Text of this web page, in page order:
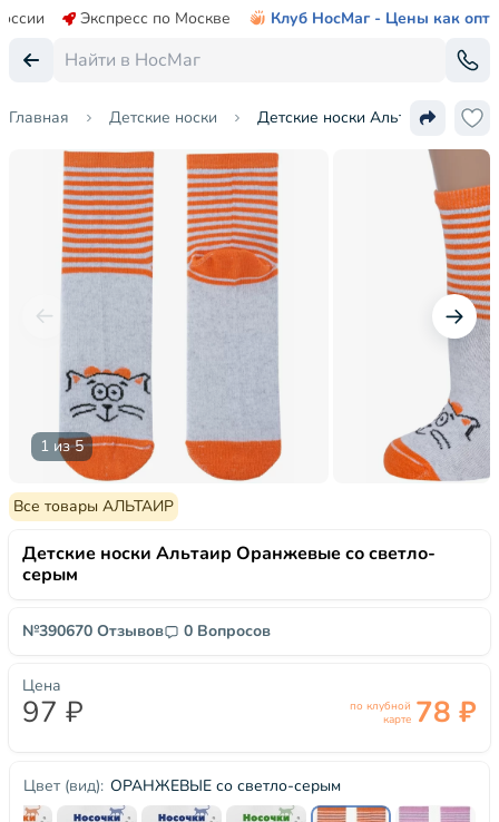
Экспресс по Москве Клуб НосМаг - Цены как опт
Главная Детские носки Детские носки Альтаир
1 из 5
Все товары АЛЬТАИР
Детские носки Альтаир Оранжевые со светло-
серым
№390670 Отзывов 0 Вопросов
Цвет (вид): ОРАНЖЕВЫЕ со светло-серым
Цена
97 ₽
по клубной
карте 78 ₽